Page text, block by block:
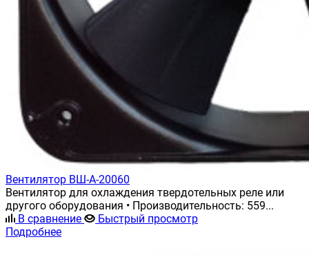
Вентилятор ВШ-А-20060
Вентилятор для охлаждения твердотельных реле или
другого оборудования • Производительность: 559...
В сравнение
Быстрый просмотр
Подробнее